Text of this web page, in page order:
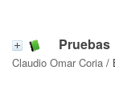
Claudio Omar Coria /